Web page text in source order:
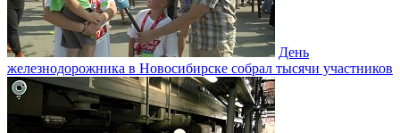
День
железнодорожника в Новосибирске собрал тысячи участников